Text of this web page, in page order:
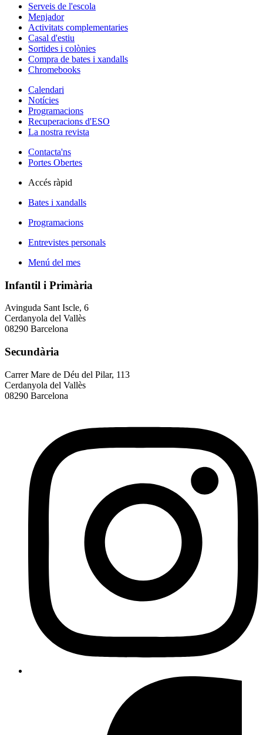
Serveis de l'escola
Menjador
Activitats complementaries
Casal d'estiu
Sortides i colònies
Compra de bates i xandalls
Chromebooks
Calendari
Notícies
Programacions
Recuperacions d'ESO
La nostra revista
Contacta'ns
Portes Obertes
Accés ràpid
Bates i xandalls
Programacions
Entrevistes personals
Menú del mes
Infantil i Primària
Avinguda Sant Iscle, 6
Cerdanyola del Vallès
08290 Barcelona
Secundària
Carrer Mare de Déu del Pilar, 113
Cerdanyola del Vallès
08290 Barcelona